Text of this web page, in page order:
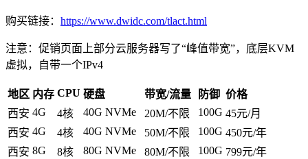
购买链接： https://www.dwidc.com/tlact.html
注意：促销页面上部分云服务器写了“峰值带宽”，底层KVM
虚拟，自带一个IPv4
地区 内存 CPU 硬盘 带宽/流量 防御 价格
西安 4G 4核 40G NVMe 20M/不限 100G 45元/月
西安 4G 4核 40G NVMe 50M/不限 100G 450元/年
西安 8G 8核 80G NVMe 80M/不限 100G 799元/年